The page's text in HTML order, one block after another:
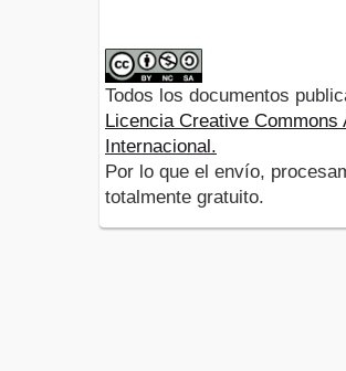
Todos los documentos
Licencia Creative
Internacional.
Por lo que el envío,
totalmente gratuito.